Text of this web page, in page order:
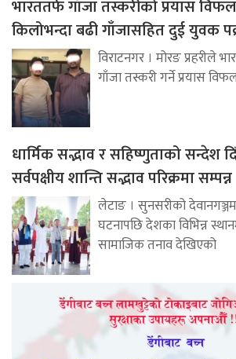
भारततर्फ गाँजा तस्करीको प्रयास
किलोभन्दा बढी गाँजासहित दुई युवक
विराटनगर । मोरङ प्रहरीले
गाँजा तस्करी गर्ने प्रयास
धार्मिक सद्भाव र सहिष्णुताको सन्देश
सर्वपक्षीय शान्ति सद्भाव परिक्रमा सम्पन्न
लेटाङ । सुनसरीको
घटनापछि देशका विभिन्न
सामाजिक तनाव देखिएको